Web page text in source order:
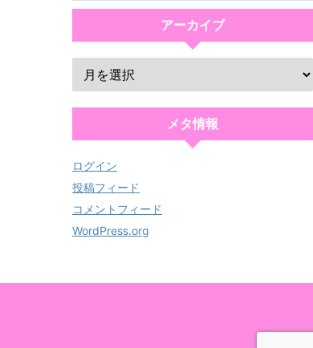
アーカイブ
メタ情報
ログイン
投稿フィード
コメントフィード
WordPress.org